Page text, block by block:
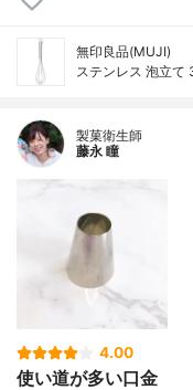
無印良品(MUJI)
ステンレス 泡立
製菓衛生師
藤永 瞳
4.00
使い道が多い口金